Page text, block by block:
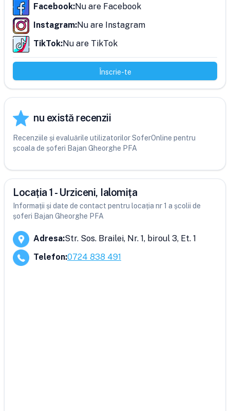
Facebook:Nu are Facebook
Instagram:Nu are Instagram
TikTok:Nu are TikTok
Înscrie-te
nu există recenzii
Recenziile și evaluările utilizatorilor SoferOnline pentru
școala de șoferi Bajan Gheorghe PFA
Locația 1 - Urziceni, Ialomița
Informații și date de contact pentru locația nr 1 a școlii de
șoferi Bajan Gheorghe PFA
Adresa:Str. Sos. Brailei, Nr. 1, biroul 3, Et. 1
Telefon:0724 838 491